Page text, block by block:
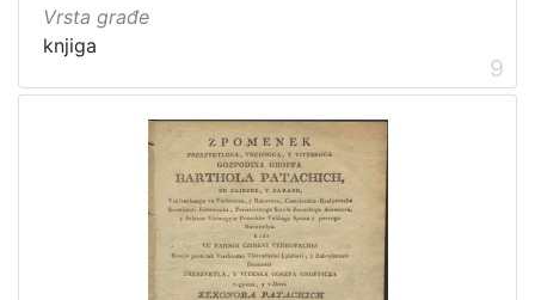
Vrsta građe
knjiga
9